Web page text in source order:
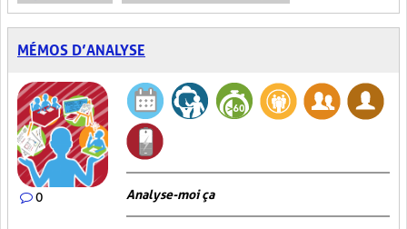
MÉMOS D’ANALYSE
0 Analyse-moi ça